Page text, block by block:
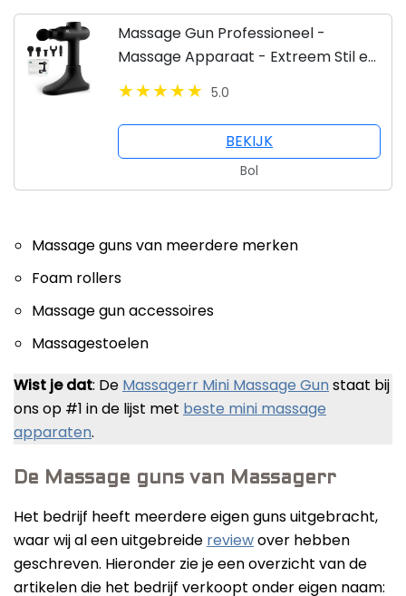
Massage Gun Professioneel -
Massage Apparaat - Extreem Stil en
Krachtig
5.0
BEKIJK
Bol
Massage guns van meerdere merken
Foam rollers
Massage gun accessoires
Massagestoelen
Wist je dat: De Massagerr Mini Massage Gunstaat bij
ons op #1 in de lijst met beste mini massage
apparaten.
De Massage guns van Massagerr
Het bedrijf heeft meerdere eigen guns uitgebracht,
waar wij al een uitgebreide reviewover hebben
geschreven. Hieronder zie je een overzicht van de
artikelen die het bedrijf verkoopt onder eigen naam: